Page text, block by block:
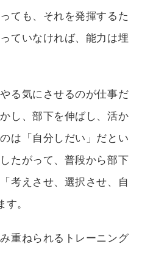
ても、それを発揮するた
ていなければ、能力は埋
る気にさせるのが仕事だ
し、部下を伸ばし、活か
は「自分しだい」だとい
たがって、普段から部下
考えさせ、選択させ、自
。
重ねられるトレーニング